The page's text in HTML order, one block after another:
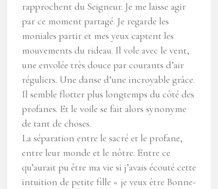
rapprochent du Seigneur. Je me laisse agir
par ce moment partagé. Je regarde les
moniales partir et mes yeux captent les
mouvements du rideau. Il vole avec le vent,
une envolée très douce par courants d’air
réguliers. Une danse d’une incroyable grâce.
Il semble flotter plus longtemps du côté des
profanes. Et le voile se fait alors synonyme
de tant de choses.
La séparation entre le sacré et le profane,
entre leur monde et le nôtre. Entre ce
qu’aurait pu être ma vie si j’avais écouté cette
intuition de petite fille « je veux être Bonne-